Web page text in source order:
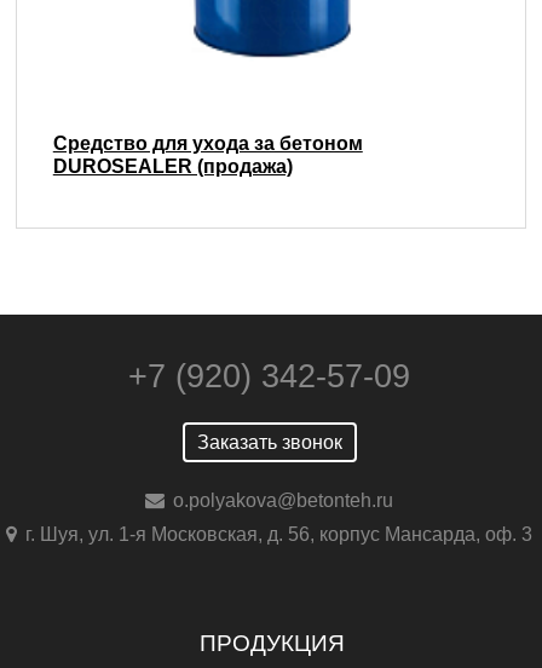
Средство для ухода за бетоном
DUROSEALER (продажа)
+7 (920) 342-57-09
Заказать звонок
o.polyakova@betonteh.ru
г. Шуя, ул. 1-я Московская, д. 56, корпус Мансарда, оф. 3
ПРОДУКЦИЯ